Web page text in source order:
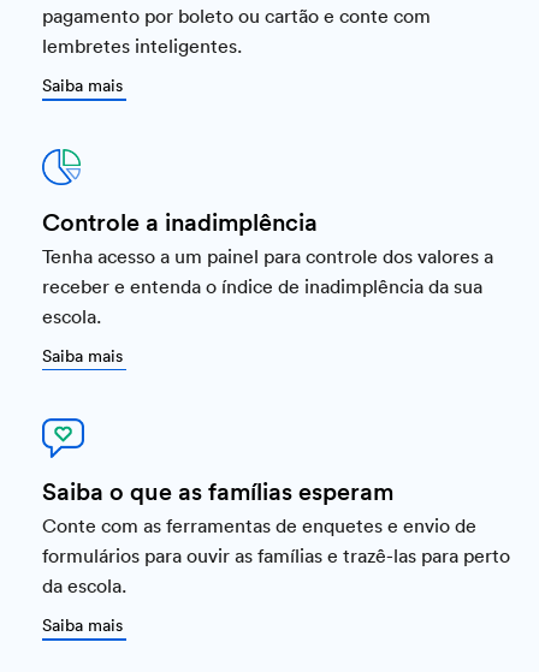
pagamento por boleto ou cartão e conte com
lembretes inteligentes.
Saiba mais
Controle a inadimplência
Tenha acesso a um painel para controle dos valores a
receber e entenda o índice de inadimplência da sua
escola.
Saiba mais
Saiba o que as famílias esperam
Conte com as ferramentas de enquetes e envio de
formulários para ouvir as famílias e trazê-las para perto
da escola.
Saiba mais